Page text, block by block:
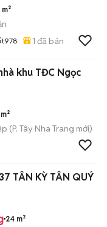
m²
1 đã bán
khu TĐC Ngọc
(P. Tây Nha Trang mới)
TÂN KỲ TÂN QUÝ
24 m²